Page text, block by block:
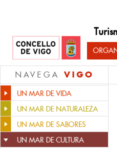
NAVEGA VIGO
UN MAR DE VIDA
UN MAR DE NATURALEZA
UN MAR DE SABORES
UN MAR DE CULTURA